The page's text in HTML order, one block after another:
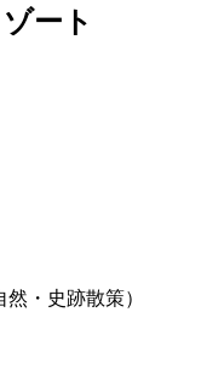
ート
・史跡散策）